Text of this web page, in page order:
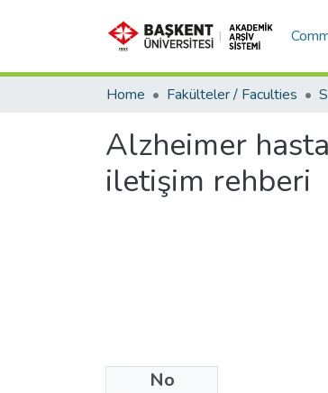
Home Fakülteler / Faculties
Alzheimer
iletişim rehberi
No